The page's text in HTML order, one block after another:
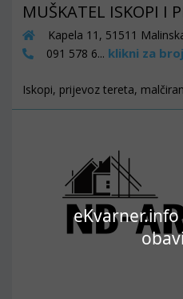
eKvarner.info
MUŠKATEL ISKOPI I
Kapela 11, 51511
091 578 6... klikni za broj
Iskopi, prijevoz tereta,